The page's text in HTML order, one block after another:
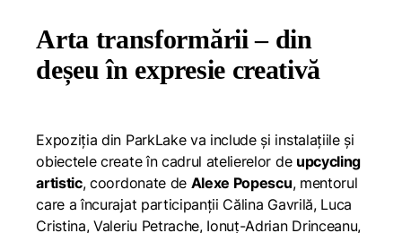
Arta transformării – din
deșeu în expresie creativă
Expoziția din ParkLake va include și instalațiile și
obiectele create în cadrul atelierelor de upcycling
artistic, coordonate de Alexe Popescu, mentorul
care a încurajat participanții Călina Gavrilă, Luca
Cristina, Valeriu Petrache, Ionuț-Adrian Drinceanu,